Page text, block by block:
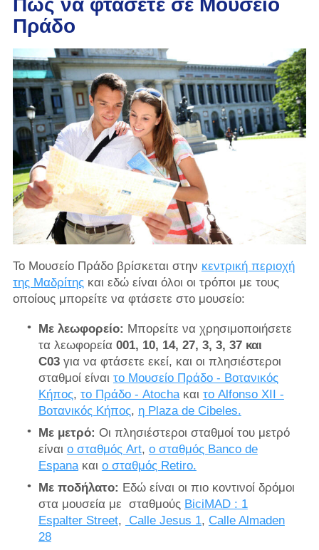
Πώς να φτάσετε σε Μουσείο
Πράδο
Το Μουσείο Πράδο βρίσκεται στην κεντρική περιοχή
της Μαδρίτης και εδώ είναι όλοι οι τρόποι με τους
οποίους μπορείτε να φτάσετε στο μουσείο:
Με λεωφορείο: Μπορείτε να χρησιμοποιήσετε
τα λεωφορεία 001, 10, 14, 27, 3, 3, 37 και
C03για να φτάσετε εκεί, και οι πλησιέστεροι
σταθμοί είναι το Μουσείο Πράδο - Βοτανικός
Κήπος, το Πράδο - Atochaκαι το Alfonso XII -
Βοτανικός Κήπος, η Plaza de Cibeles.
Με μετρό: Οι πλησιέστεροι σταθμοί του μετρό
είναι ο σταθμός Art, ο σταθμός Banco de
Espanaκαι ο σταθμός Retiro.
Με ποδήλατο: Εδώ είναι οι πιο κοντινοί δρόμοι
στα μουσεία με σταθμούς BiciMAD : 1
Espalter Street, Calle Jesus 1, Calle Almaden
28